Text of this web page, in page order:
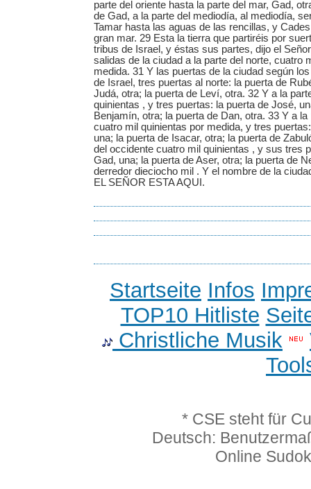
parte del oriente hasta la parte del mar, Gad,
de Gad, a la parte del mediodía, al mediodía,
Tamar hasta las aguas de las rencillas, y
gran mar. 29 Esta la tierra que partiréis por
tribus de Israel, y éstas sus partes, dijo el
salidas de la ciudad a la parte del norte, cuatro
medida. 31 Y las puertas de la ciudad según
de Israel, tres puertas al norte: la puerta de
Judá, otra; la puerta de Leví, otra. 32 Y a la
quinientas , y tres puertas: la puerta de José,
Benjamín, otra; la puerta de Dan, otra. 33 Y a
cuatro mil quinientas por medida, y tres
una; la puerta de Isacar, otra; la puerta de
del occidente cuatro mil quinientas , y sus tres
Gad, una; la puerta de Aser, otra; la puerta de
derredor dieciocho mil . Y el nombre de la
EL SEÑOR ESTA AQUI.
Startseite Infos
TOP10 Hitliste
Christliche Musik
* CSE steht für
Deutsch:
Online